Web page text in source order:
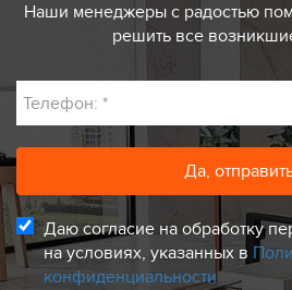
Наши менеджеры с радостью
решить все
Телефон: *
Даю согласие на обработку
на условиях, указанных в
конфиденциальности